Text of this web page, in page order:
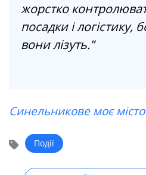
жорстко
посадки і логістику,
вони лізуть.”
Синельникове моє місто
Події